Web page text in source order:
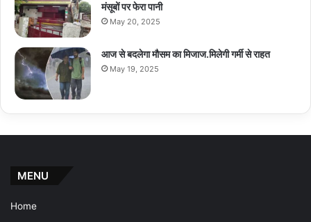
मंसूबों पर फेरा पानी
May 20, 2025
आज से बदलेगा मौसम का मिजाज.मिलेगी गर्मी से राहत
May 19, 2025
MENU
Home